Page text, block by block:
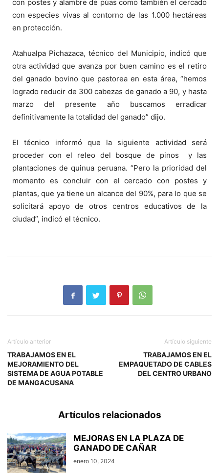
con postes y alambre de púas como también el cercado
con especies vivas al contorno de las 1.000 hectáreas
en protección.
Atahualpa Pichazaca, técnico del Municipio, indicó que
otra actividad que avanza por buen camino es el retiro
del ganado bovino que pastorea en esta área, “hemos
logrado reducir de 300 cabezas de ganado a 90, y hasta
marzo del presente año buscamos erradicar
definitivamente la totalidad del ganado” dijo.
El técnico informó que la siguiente actividad será
proceder con el releo del bosque de pinos y las
plantaciones de quinua peruana. “Pero la prioridad del
momento es concluir con el cercado con postes y
plantas, que ya tiene un alcance del 90%, para lo que se
solicitará apoyo de otros centros educativos de la
ciudad”, indicó el técnico.
Artículo anterior
TRABAJAMOS EN EL
MEJORAMIENTO DEL
SISTEMA DE AGUA POTABLE
DE MANGACUSANA
Artículo siguiente
TRABAJAMOS EN EL
EMPAQUETADO DE CABLES
DEL CENTRO URBANO
Artículos relacionados
MEJORAS EN LA PLAZA DE
GANADO DE CAÑAR
enero 10, 2024